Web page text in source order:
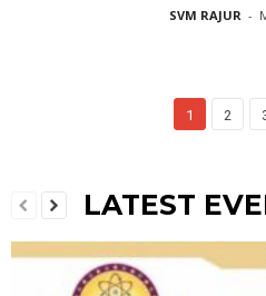
SVM RAJUR -
1 2
LATEST